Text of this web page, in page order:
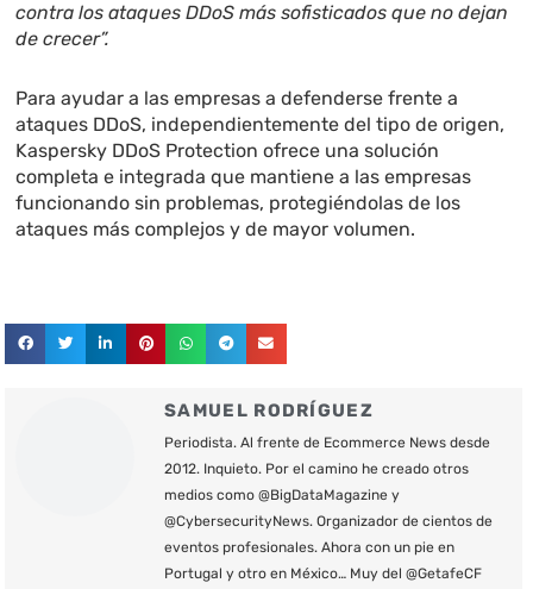
contra los ataques DDoS más sofisticados que no dejan
de crecer”.
Para ayudar a las empresas a defenderse frente a
ataques DDoS, independientemente del tipo de origen,
Kaspersky DDoS Protection ofrece una solución
completa e integrada que mantiene a las empresas
funcionando sin problemas, protegiéndolas de los
ataques más complejos y de mayor volumen.
SAMUEL RODRÍGUEZ
Periodista. Al frente de Ecommerce News desde
2012. Inquieto. Por el camino he creado otros
medios como @BigDataMagazine y
@CybersecurityNews. Organizador de cientos de
eventos profesionales. Ahora con un pie en
Portugal y otro en México… Muy del @GetafeCF